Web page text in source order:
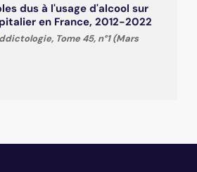
dus à l'usage d'alcool sur
en France, 2012-2022
Tome 45, n°1 (Mars